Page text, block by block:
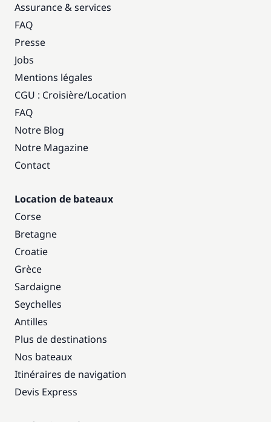
Assurance & services
FAQ
Presse
Jobs
Mentions légales
CGU : Croisière/Location
FAQ
Notre Blog
Notre Magazine
Contact
Location de bateaux
Corse
Bretagne
Croatie
Grèce
Sardaigne
Seychelles
Antilles
Plus de destinations
Nos bateaux
Itinéraires de navigation
Devis Express